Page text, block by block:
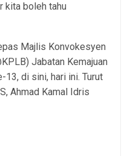
kita boleh tahu
Majlis Konvokesyen
Jabatan Kemajuan
13, di sini, hari ini. Turut
Ahmad Kamal Idris